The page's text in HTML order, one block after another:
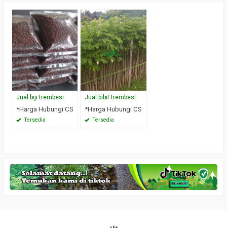
Jual biji trembesi
*Harga Hubungi CS
Tersedia
Jual bibit trembesi
*Harga Hubungi CS
Tersedia